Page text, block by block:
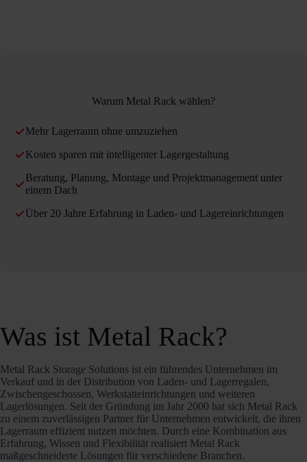
Warum Metal Rack wählen?
Mehr Lagerraum ohne umzuziehen
Kosten sparen mit intelligenter Lagergestaltung
Beratung, Planung, Montage und Projektmanagement unter
einem Dach
Über 20 Jahre Erfahrung in Laden- und Lagereinrichtungen
Was ist Metal Rack?
Metal Rack Storage Solutions ist ein führendes Unternehmen im
Verkauf und in der Distribution von Laden- und Lagerregalen,
Zwischengeschossen, Werkstatteinrichtungen und weiteren
Lagerlösungen. Seit der Gründung im Jahr 2000 hat sich Metal Rack
zu einem zuverlässigen Partner für Unternehmen entwickelt, die ihren
Lagerraum effizient nutzen möchten. Durch eine Kombination aus
Erfahrung, Wissen und Flexibilität realisiert Metal Rack
maßgeschneiderte Lösungen für verschiedene Branchen.